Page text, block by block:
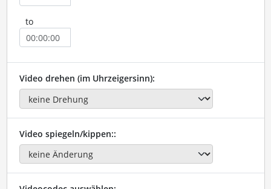
to
Video drehen (im Uhrzeigersinn):
Video spiegeln/kippen::